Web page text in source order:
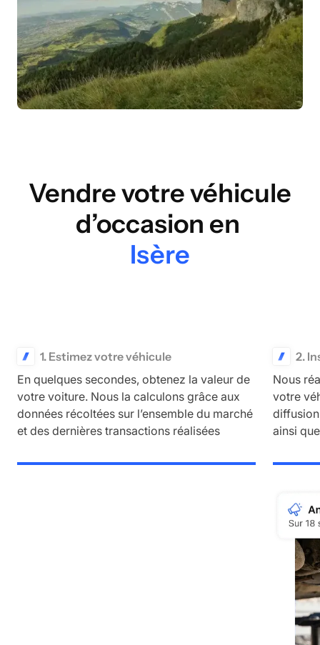
Vendre votre véhicule
d’occasion en
Isère
1. Estimez votre véhicule
En quelques secondes, obtenez la valeur de
votre voiture. Nous la calculons grâce aux
données récoltées sur l’ensemble du marché
et des dernières transactions réalisées
2.
Nous
votre
ainsi